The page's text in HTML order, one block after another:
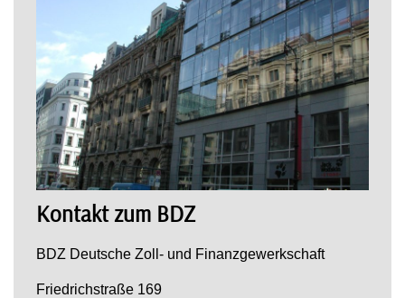
Kontakt zum BDZ
BDZ Deutsche Zoll- und Finanzgewerkschaft
Friedrichstraße 169